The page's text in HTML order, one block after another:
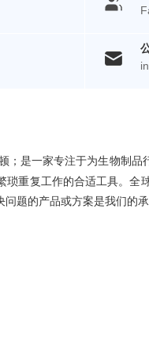
；是一家专注于为生物制
重复工作的合适工具。全
题的产品或方案是我们的